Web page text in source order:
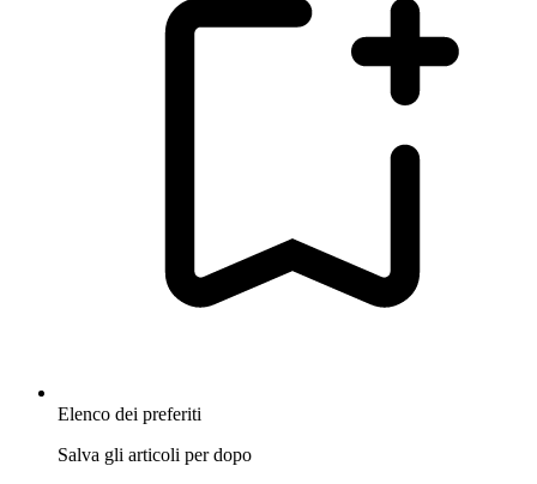
Elenco dei preferiti
Salva gli articoli per dopo